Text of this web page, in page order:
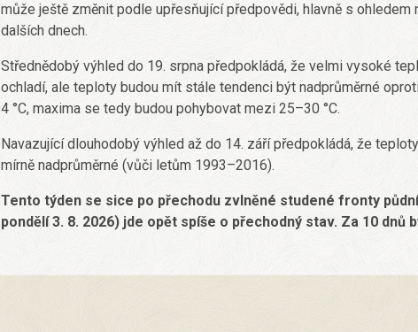
může ještě změnit podle upřesňující předpovědi, hlavně s
dalších dnech.
Střednědobý výhled do 19. srpna předpokládá, že velmi vysoké
ochladí, ale teploty budou mít stále tendenci být nadprůměrné
4 °C, maxima se tedy budou pohybovat mezi 25–30 °C.
Navazující dlouhodobý výhled až do 14. září předpokládá, že
mírně nadprůměrné (vůči letům 1993–2016).
Tento týden se sice po přechodu zvlněné studené fronty
pondělí 3. 8. 2026) jde opět spíše o přechodný stav. Za 10